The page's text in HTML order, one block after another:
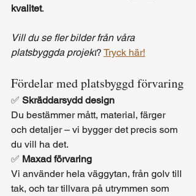
kvalitet.
Vill du se fler bilder från våra
platsbyggda projekt? Tryck här!
Fördelar med platsbyggd förvaring
✅ Skräddarsydd design
Du bestämmer mått, material, färger
och detaljer – vi bygger det precis som
du vill ha det.
✅ Maxad förvaring
Vi använder hela väggytan, från golv till
tak, och tar tillvara på utrymmen som